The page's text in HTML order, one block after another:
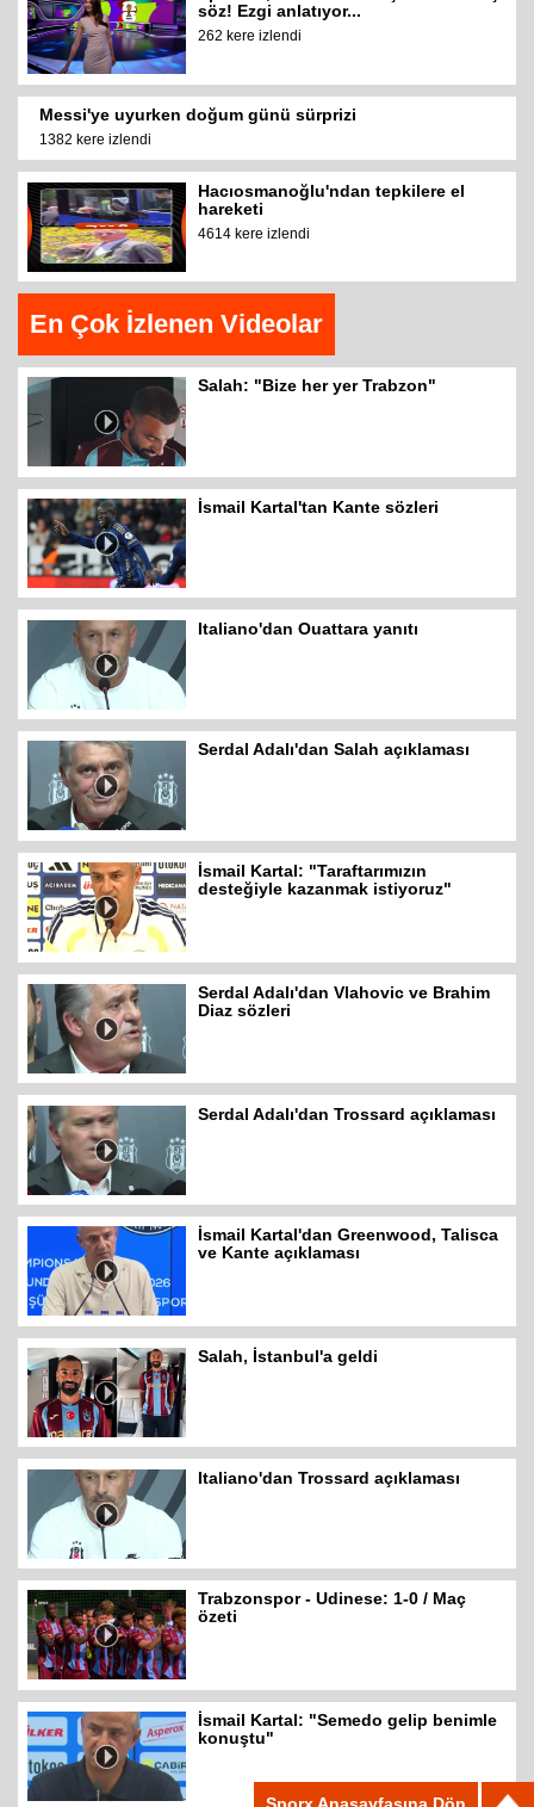
söz! Ezgi anlatıyor...
262 kere izlendi
Messi'ye uyurken doğum günü sürprizi
1382 kere izlendi
Hacıosmanoğlu'ndan tepkilere el
hareketi
4614 kere izlendi
En Çok İzlenen Videolar
Salah: "Bize her yer Trabzon"
İsmail Kartal'tan Kante sözleri
Italiano'dan Ouattara yanıtı
Serdal Adalı'dan Salah açıklaması
İsmail Kartal: "Taraftarımızın
desteğiyle kazanmak istiyoruz"
Serdal Adalı'dan Vlahovic ve Brahim
Diaz sözleri
Serdal Adalı'dan Trossard açıklaması
İsmail Kartal'dan Greenwood, Talisca
ve Kante açıklaması
Salah, İstanbul'a geldi
Italiano'dan Trossard açıklaması
Trabzonspor - Udinese: 1-0 / Maç
özeti
İsmail Kartal: "Semedo gelip benimle
konuştu"